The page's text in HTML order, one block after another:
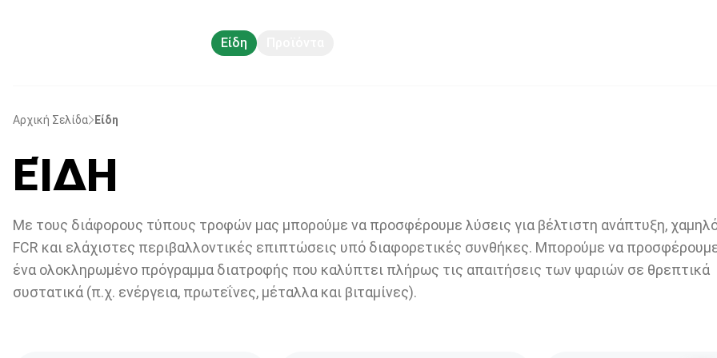
Είδη
Αρχική Σελίδα Είδη
ΕΊΔΗ
Με τους διάφορους τύπους τροφών μας μπορούμε να προσφέρουμε λύσεις για βέλτιστη ανάπτυξη,
FCR και ελάχιστες περιβαλλοντικές επιπτώσεις υπό διαφορετικές συνθήκες. Μπορούμε να
ένα ολοκληρωμένο πρόγραμμα διατροφής που καλύπτει πλήρως τις απαιτήσεις των ψαριών σε θρεπτικά
συστατικά (π.χ. ενέργεια, πρωτεΐνες, μέταλλα και βιταμίνες).